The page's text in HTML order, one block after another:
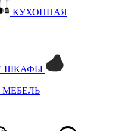
КУХОННАЯ
ШКАФЫ